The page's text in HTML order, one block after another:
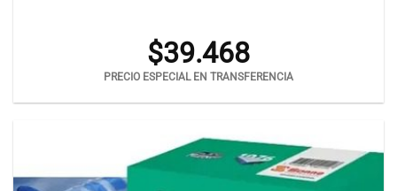
$39.468
PRECIO ESPECIAL EN TRANSFERENCIA